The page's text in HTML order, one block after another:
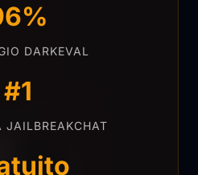
DARKEVAL
#1
JAILBREAKCHAT